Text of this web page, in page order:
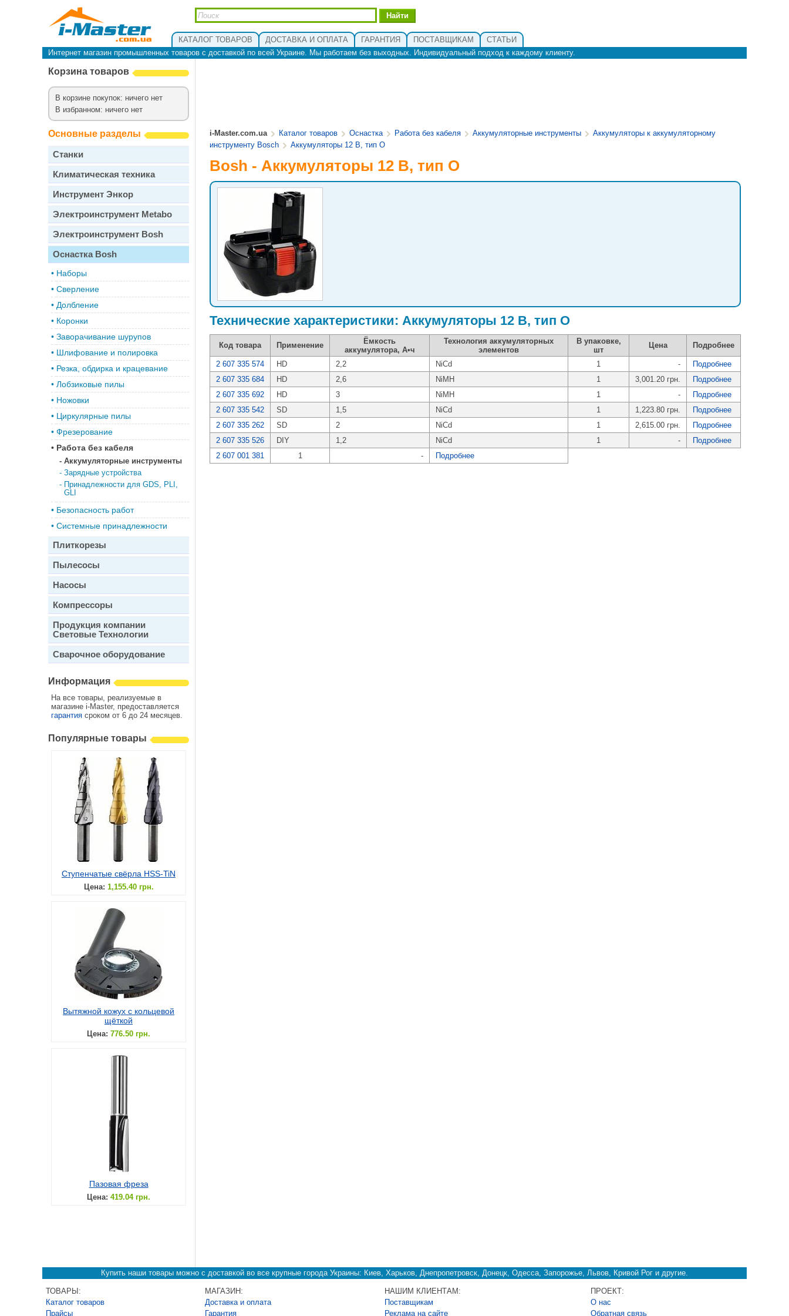
КАТАЛОГ ТОВАРОВ ДОСТАВКА И ОПЛАТА ГАРАНТИЯ ПОСТАВЩИКАМ
СТАТЬИ
Интернет магазин промышленных товаров с доставкой по всей Украине. Мы работаем без выходных. Индивидуальный подход к каждому клиенту.
Корзина товаров
В корзине покупок: ничего нет
В избранном: ничего нет
Основные разделы
Станки
Климатическая техника
Инструмент Энкор
Электроинструмент Metabo
Электроинструмент Bosh
Оснастка Bosh
• Наборы
• Сверление
• Долбление
• Коронки
• Заворачивание шурупов
• Шлифование и полировка
• Резка, обдирка и крацевание
• Лобзиковые пилы
• Ножовки
• Циркулярные пилы
• Фрезерование
• Работа без кабеля
- Аккумуляторные инструменты
- Зарядные устройства
- Принадлежности для GDS, PLI,
GLI
• Безопасность работ
• Системные принадлежности
Плиткорезы
Пылесосы
Насосы
Компрессоры
Продукция компании
Световые Технологии
Сварочное оборудование
Информация
На все товары, реализуемые в
магазине i-Master, предоставляется
гарантия сроком от 6 до 24 месяцев.
Популярные товары
Ступенчатые свёрла HSS-TiN
Цена: 1,155.40 грн.
Вытяжной кожух с кольцевой
щёткой
Цена: 776.50 грн.
Пазовая фреза
Цена: 419.04 грн.
i-Master.com.ua Каталог товаров Оснастка Работа без кабеля Аккумуляторные инструменты
Аккумуляторы к аккумуляторному
инструменту Bosch
Аккумуляторы 12 В, тип O
Bosh - Аккумуляторы 12 В, тип O
Технические характеристики: Аккумуляторы 12 В, тип O
Код товара Применение
Ёмкость
аккумулятора, А•ч
Технология аккумуляторных
элементов
В упаковке,
шт
Цена Подробнее
2 607 335 574 HD 2,2 NiCd 1 -
Подробнее
2 607 335 684
HD 2,6 NiMH 1 3,001.20 грн.
Подробнее
2 607 335 692
HD 3 NiMH 1 -
Подробнее
2 607 335 542
SD 1,5 NiCd 1 1,223.80 грн.
Подробнее
2 607 335 262
SD 2 NiCd 1 2,615.00 грн.
Подробнее
2 607 335 526
DIY 1,2 NiCd 1 -
Подробнее
2 607 001 381
1 - Подробнее
Купить наши товары можно с доставкой во все крупные города Украины: Киев, Харьков, Днепропетровск, Донецк, Одесса, Запорожье, Львов, Кривой Рог и другие.
ТОВАРЫ:
Каталог товаров
Прайсы
МАГАЗИН:
Доставка и оплата
Гарантия
НАШИМ КЛИЕНТАМ:
Поставщикам
Реклама на сайте
ПРОЕКТ:
О нас
Обратная связь